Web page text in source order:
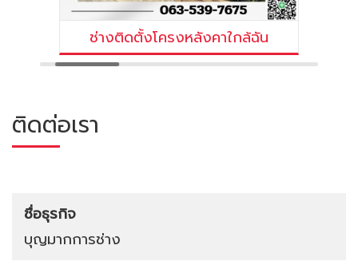
ช่างติดตั้งโครงหลังคาใกล้ฉัน
ติดต่อเรา
ชื่อธุรกิจ
บุญมากการช่าง